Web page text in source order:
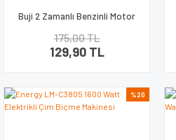
Buji 2 Zamanlı Benzinli Motor
175,00 TL
129,90 TL
%20